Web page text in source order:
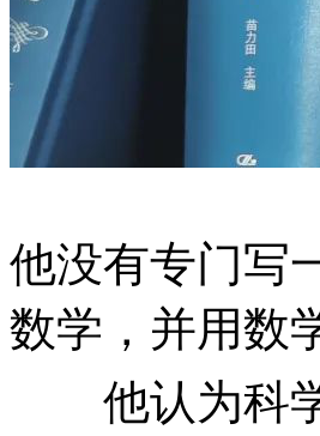
他没有专门写
数学，并用数
他认为科学